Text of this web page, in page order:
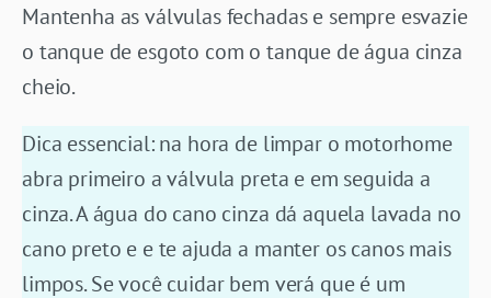
Mantenha as válvulas fechadas e sempre esvazie
o tanque de esgoto com o tanque de água cinza
cheio.
Dica essencial: na hora de limpar o motorhome
abra primeiro a válvula preta e em seguida a
cinza. A água do cano cinza dá aquela lavada no
cano preto e e te ajuda a manter os canos mais
limpos. Se você cuidar bem verá que é um